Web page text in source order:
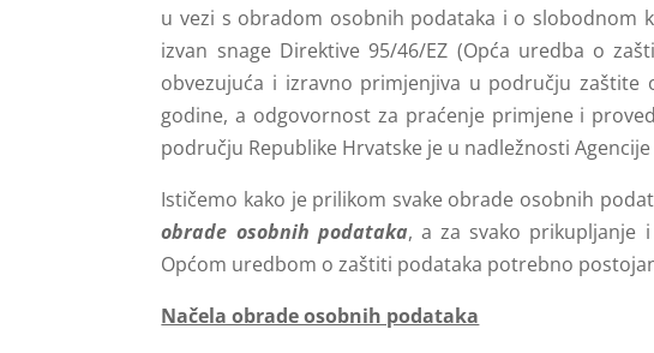
u vezi s obradom osobnih podataka i o slobodnom
izvan snage Direktive 95/46/EZ (Opća uredba o
obvezujuća i izravno primjenjiva u području zaštite
godine, a odgovornost za praćenje primjene i
području Republike Hrvatske je u nadležnosti
Ističemo kako je prilikom svake obrade osobnih
obrade osobnih podataka, a za svako prikupljanje
Općom uredbom o zaštiti podataka potrebno
Načela obrade osobnih podataka